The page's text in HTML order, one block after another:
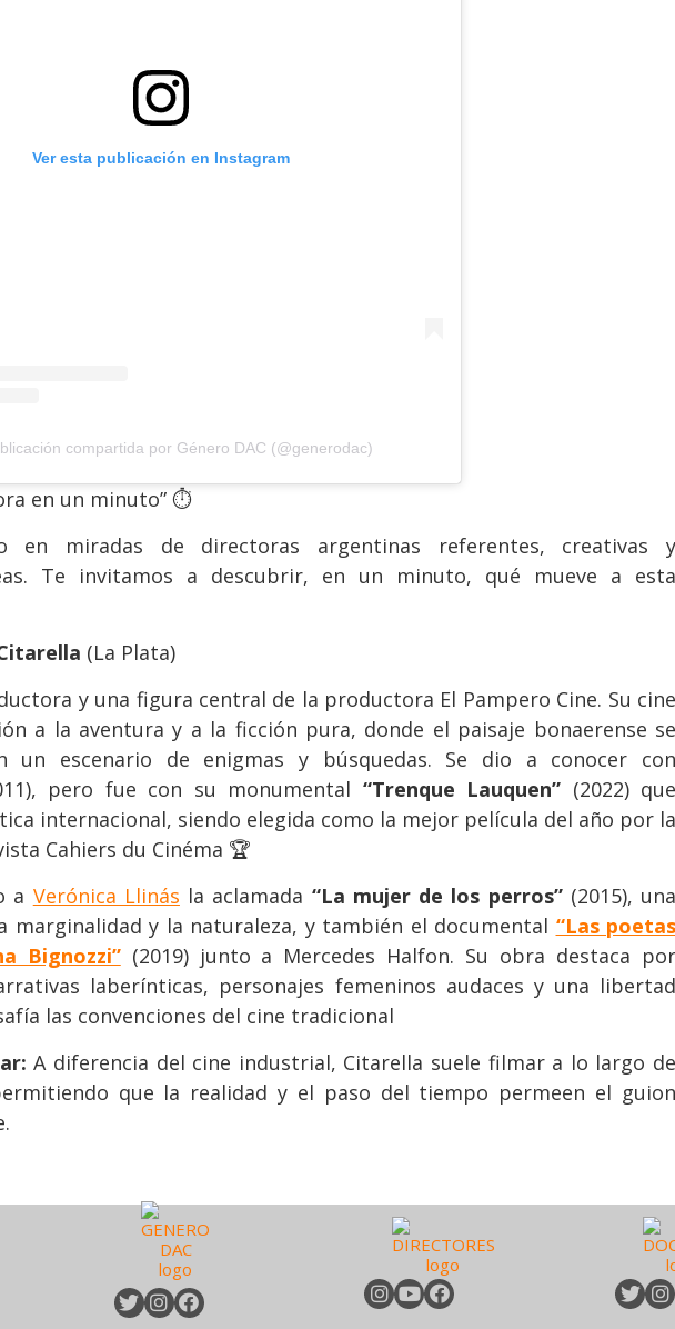
Ver esta publicación en Instagram
compartida por Género DAC (@generodac)
en un minuto” ⏱️
en miradas de directoras argentinas referentes, creativas y
Te invitamos a descubrir, en un minuto, qué mueve a esta
(La Plata)
y una figura central de la productora El Pampero Cine. Su cine
a la aventura y a la ficción pura, donde el paisaje bonaerense se
un escenario de enigmas y búsquedas. Se dio a conocer con
pero fue con su monumental “Trenque Lauquen” (2022) que
internacional, siendo elegida como la mejor película del año por la
Cahiers du Cinéma 🏆
a Verónica Llinás la aclamada “La mujer de los perros”(2015), una
marginalidad y la naturaleza, y también el documental “Las poetas
Bignozzi”(2019) junto a Mercedes Halfon. Su obra destaca por
laberínticas, personajes femeninos audaces y una libertad
las convenciones del cine tradicional
A diferencia del cine industrial, Citarella suele filmar a lo largo de
que la realidad y el paso del tiempo permeen el guion